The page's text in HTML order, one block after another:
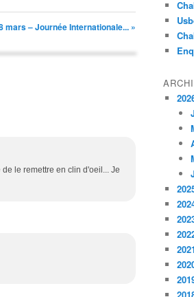
mars – Journée Internationale... »
le remettre en clin d'oeil... Je
2021